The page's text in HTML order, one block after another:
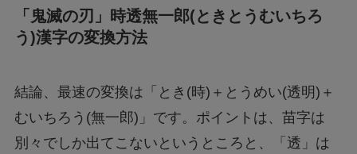
「鬼滅の刃」時透無一郎(ときとうむいちろ
う)漢字の変換方法
結論、最速の変換は「とき(時)＋とうめい(透明)＋
むいちろう(無一郎)」です。ポイントは、苗字は
別々でしか出てこないというところと、「透」は